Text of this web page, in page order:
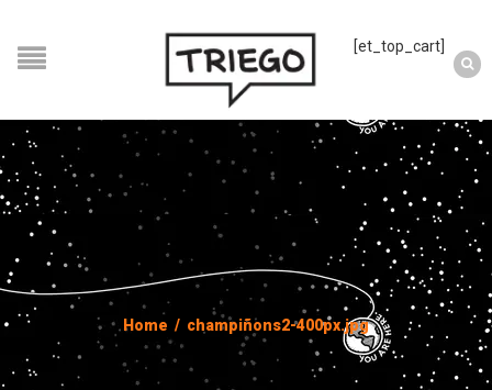
[et_top_cart]
Home / champiñons2-400px.jpg